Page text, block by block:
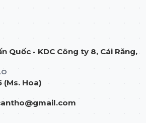
Quốc - KDC Công ty 8, Cái Răng,
(Ms. Hoa)